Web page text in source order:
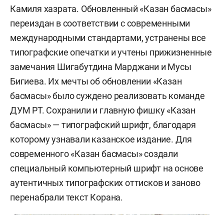
Камиля хазрата. Обновленный «Казан басмасы»
переиздан в соответствии с современными
международными стандартами, устранены все
типографские опечатки и учтены прижизненные
замечания Шигабутдина Марджани и Мусы
Бигиева. Их мечты об обновлении «Казан
басмасы» было суждено реализовать команде
ДУМ РТ. Сохранили и главную фишку «Казан
басмасы» — типографский шрифт, благодаря
которому узнавали казанское издание. Для
современного «Казан басмасы» создали
специальный компьютерный шрифт на основе
аутентичных типографских оттисков и заново
перенабрали текст Корана.